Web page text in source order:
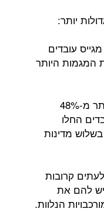
עובדים
המגמות היותר
לדוגמה, מסקרים מסוימים עולה, כי יותר מ-48%
המעסיקים יותר מ-500 עובדים החלו
מדינות
קרובות
להם את
הנלוות.